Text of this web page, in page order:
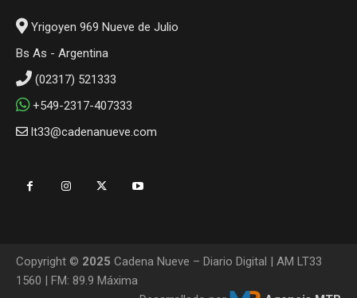
Yrigoyen 969 Nueve de Julio
Bs As - Argentina
(02317) 521333
+549-2317-407333
lt33@cadenanueve.com
Copyright © 2025 Cadena Nueve – Diario Digital | AM LT33
1560 | FM: 89.9 Máxima